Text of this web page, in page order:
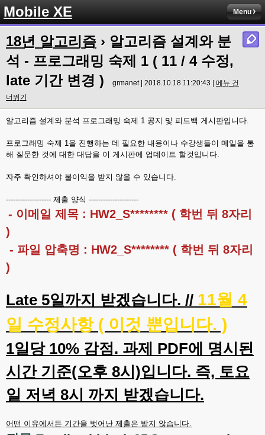
Mobile XE Menu
18년 알고리즘 › 알고리즘 설계와 분
석 - 프로그래밍 숙제 1 ( 11 / 4 수정,
late 기간 변경 )
grmanet | 2018.10.18 11:20:43 | 메뉴 건
너뛰기
알고리즘 설계와 분석 프로그래밍 숙제 1 공지 및 피드백 게시판입니다.
프로그래밍 숙제 1을 진행하는 데 필요한 내용이나 수강생들이 메일을 통
해 질문한 것에 대한 대답을 이 게시판에 업데이트 할것입니다.
자주 확인하셔야 불이익을 받지 않을 수 있습니다.
------------------- 제출 양식 ---------------------
- 이메일 제목 : HW2_S******** ( 학번 뒤 8자리
)
- 파일 압축명 : HW2_S******** ( 학번 뒤 8자리
)
Late 5일까지 받겠습니다. // 11월 4
일 수정사항 ( 이것 뿐입니다. )
1일당 10% 감점. 과제 PDF에 명시된
시간 기준(오후 8시)입니다. 즉, 토요
일 저녁 8시 까지 받겠습니다.
어떤 이유에서든 기간을 벗어난 제출은 받지 않습니다.